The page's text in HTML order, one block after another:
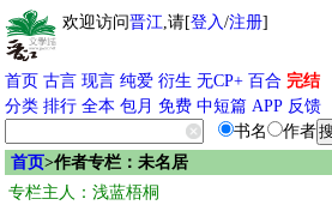
欢迎访问晋江,请[登入/注册]
首页 古言 现言 纯爱 衍生 无CP+ 百合 完结
分类 排行 全本 包月 免费 中短篇 APP 反馈
书名
作者
首页>作者专栏：未名居
专栏主人：浅蓝梧桐